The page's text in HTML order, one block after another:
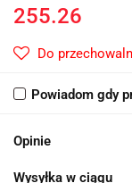
255.26
Do
Powiadom gdy
Opinie
Wysyłka w ciągu